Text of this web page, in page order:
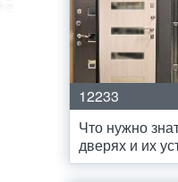
12233
Что нужно
дверях и их